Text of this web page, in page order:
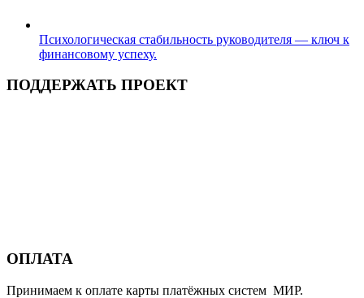
Психологическая стабильность руководителя — ключ к
финансовому успеху.
ПОДДЕРЖАТЬ ПРОЕКТ
ОПЛАТА
Принимаем к оплате карты платёжных систем МИР.